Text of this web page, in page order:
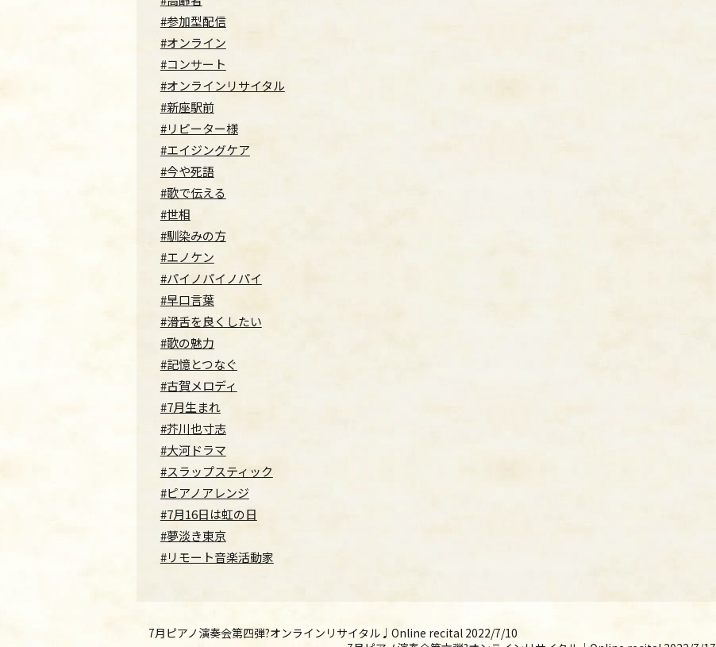
#参加型配信
#オンライン
#コンサート
#オンラインリサイタル
#新座駅前
#リピーター様
#エイジングケア
#今や死語
#歌で伝える
#世相
#馴染みの方
#エノケン
#パイノパイノパイ
#早口言葉
#滑舌を良くしたい
#歌の魅力
#記憶とつなぐ
#古賀メロディ
#7月生まれ
#芥川也寸志
#大河ドラマ
#スラップスティック
#ピアノアレンジ
#7月16日は虹の日
#夢淡き東京
#リモート音楽活動家
7月ピアノ演奏会第四弾?オンラインリサイタル♩Online recital 2022/7/10